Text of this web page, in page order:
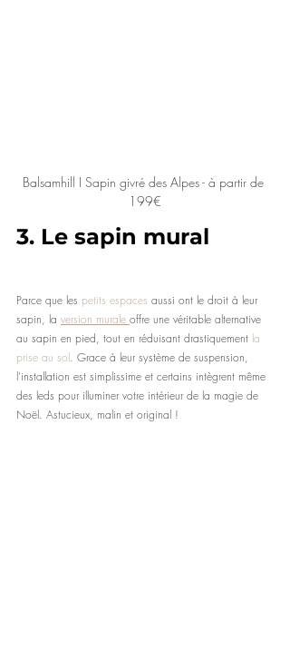
Balsamhill I Sapin givré des Alpes - à partir de
199€
3. Le sapin mural
Parce que les petits espaces aussi ont le droit à leur
sapin, la version murale offre une véritable alternative
au sapin en pied, tout en réduisant drastiquement la
prise au sol. Grace à leur système de suspension,
l'installation est simplissime et certains intègrent même
des leds pour illuminer votre intérieur de la magie de
Noël. Astucieux, malin et original !